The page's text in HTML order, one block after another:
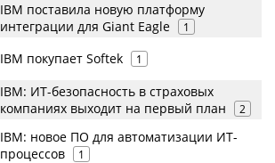
IBM поставила новую платформу
интеграции для Giant Eagle
1
IBM покупает Softek 1
IBM: ИТ-безопасность в страховых
компаниях выходит на первый план
2
IBM: новое ПО для автоматизации ИТ-
процессов
1